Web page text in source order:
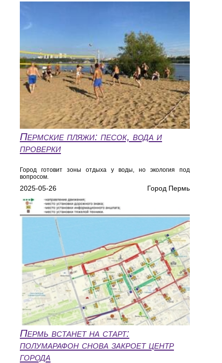
Пермские пляжи: песок, вода и
проверки
Город готовит зоны отдыха у воды, но экология под
вопросом.
2025-05-26 Город Пермь
Пермь встанет на старт:
полумарафон снова закроет центр
города